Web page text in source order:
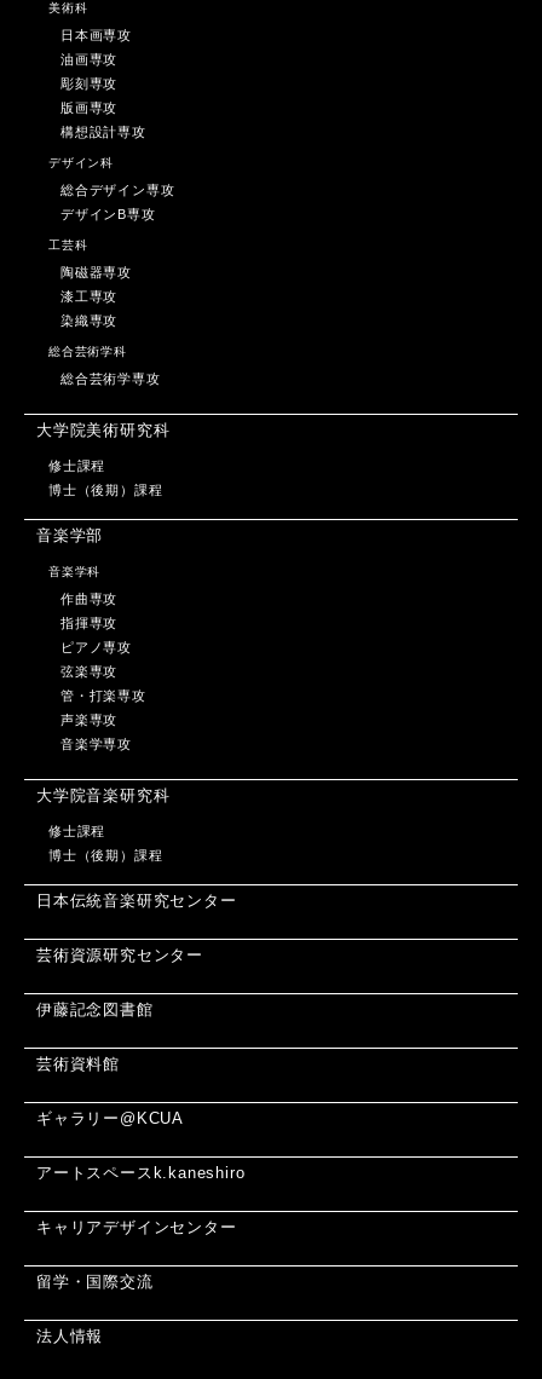
美術科
日本画専攻
油画専攻
彫刻専攻
版画専攻
構想設計専攻
デザイン科
総合デザイン専攻
デザインB専攻
工芸科
陶磁器専攻
漆工専攻
染織専攻
総合芸術学科
総合芸術学専攻
大学院美術研究科
修士課程
博士（後期）課程
音楽学部
音楽学科
作曲専攻
指揮専攻
ピアノ専攻
弦楽専攻
管・打楽専攻
声楽専攻
音楽学専攻
大学院音楽研究科
修士課程
博士（後期）課程
日本伝統音楽研究センター
芸術資源研究センター
伊藤記念図書館
芸術資料館
ギャラリー@KCUA
アートスペースk.kaneshiro
キャリアデザインセンター
留学・国際交流
法人情報